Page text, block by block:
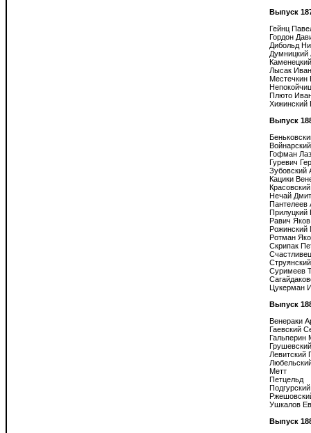
Выпуск
Гейнц
Гордон
Дибольд
Думницкий
Лысак
Местечкин
Плюто
Хижинский
Выпуск
Гофман
Гуревич
Зубовский
Кацики
Нечай
Пантелеев
Прилуцкий
Равич Яков
Рожинский
Ротман
Скрипак
Суримеев
Цукерман
Выпуск
Венераки
Гаевский
Гальперин
Левитский
Метт
Петцельд
Подгурский
Ушкалов
Выпуск